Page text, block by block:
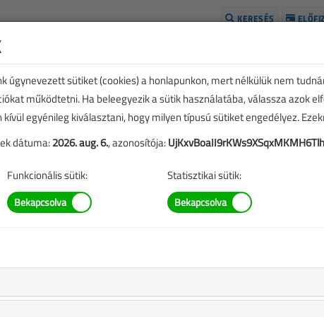
KERESÉS
úgynevezett sütiket (cookies) a honlapunkon, mert nélkülük nem
működtetni. Ha beleegyezik a sütik használatába, válassza azok
egyénileg kiválasztani, hogy milyen típusú sütiket engedélyez.
dátuma:2026. aug. 6., azonosítója:
Funkcionális sütik: Statisztikai sütik: